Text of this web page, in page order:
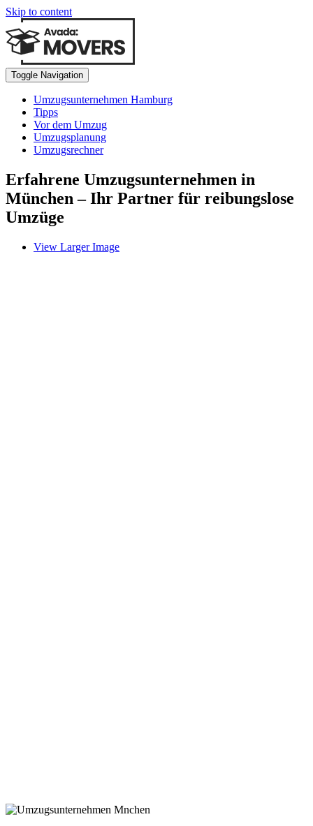
Skip to content
Toggle Navigation
Umzugsunternehmen Hamburg
Tipps
Vor dem Umzug
Umzugsplanung
Umzugsrechner
Erfahrene Umzugsunternehmen in
München – Ihr Partner für reibungslose
Umzüge
View Larger Image